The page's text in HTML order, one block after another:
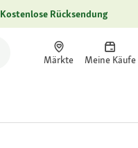
Kostenlose Rücksendung
Märkte Meine Käufe